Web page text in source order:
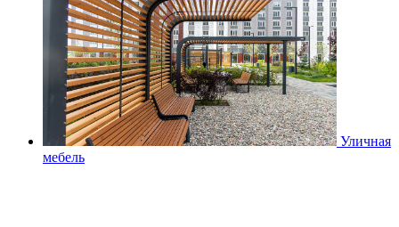
Уличная
мебель